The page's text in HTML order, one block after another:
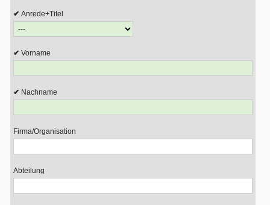
Anrede+Titel
Vorname
Nachname
Firma/Organisation
Abteilung